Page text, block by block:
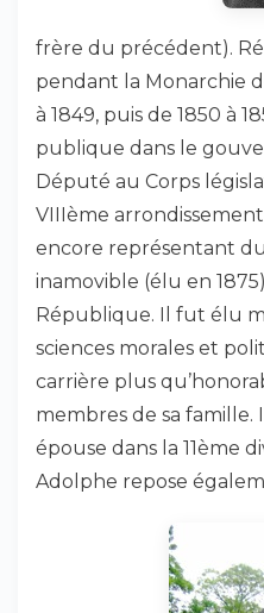
frère du précédent).
pendant la Monarchie
à 1849, puis de 1850 à
publique dans le
Député au Corps
VIIIème
encore représentant
inamovible (élu en
République. Il fut élu
sciences morales et
carrière plus
membres de sa famille.
épouse dans la 11ème
Adolphe repose